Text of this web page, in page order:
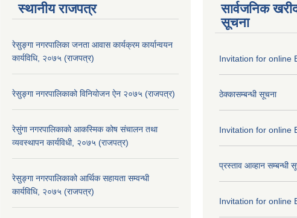
स्थानीय राजपत्र
रेसुङ्गा नगरपालिका जनता आवास कार्यक्रम कार्यान्वयन
कार्यविधि, २०७५ (राजपत्र)
रेसुङ्गा नगरपालिकाको विनियोजन ऐन २०७५ (राजपत्र)
रेसुंगा नगरपालिकाको आकस्मिक कोष संचालन तथा
व्यवस्थापन कार्यविधी, २०७५ (राजपत्र)
रेसुङ्गा नगरपालिकाको आर्थिक सहायता सम्वन्धी
कार्यविधि, २०७५ (राजपत्र)
सार्वजनिक
सूचना
Invitation for online
ठेक्कासम्बन्धी सूचना
Invitation for online
प्रस्ताव आव्हान सम्बन्धी
Invitation for online